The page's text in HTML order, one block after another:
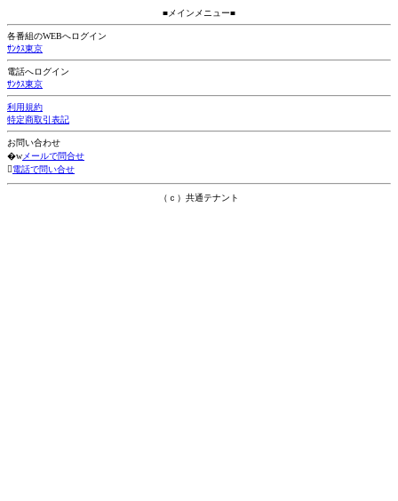
■メインメニュー■
各番組のWEBへログイン
ｻﾝｸｽ東京
電話へログイン
ｻﾝｸｽ東京
利用規約
特定商取引表記
お問い合わせ
�w メールで問合せ
電話で問い合せ
（ｃ）共通テナント